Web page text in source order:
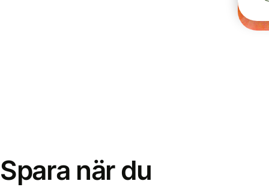
Spara när du